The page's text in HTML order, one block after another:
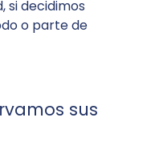
si decidimos
o parte de
sus